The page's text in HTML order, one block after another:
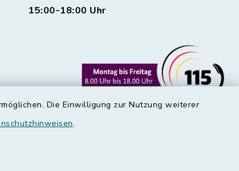
Die Einwilligung zur Nutzung weiterer
.
15:00-18:00 Uhr